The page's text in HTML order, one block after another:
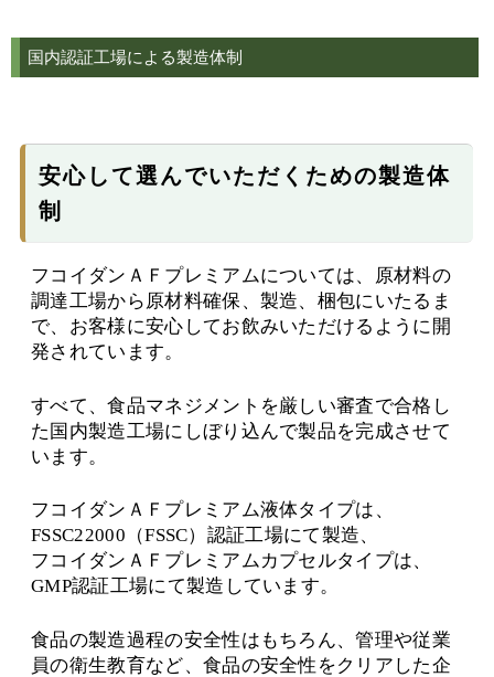
国内認証工場による製造体制
安心して選んでいただくための製造体
制
フコイダンＡＦプレミアムについては、原材料の
調達工場から原材料確保、製造、梱包にいたるま
で、お客様に安心してお飲みいただけるように開
発されています。
すべて、食品マネジメントを厳しい審査で合格し
た国内製造工場にしぼり込んで製品を完成させて
います。
フコイダンＡＦプレミアム液体タイプは、
FSSC22000（FSSC）認証工場にて製造、
フコイダンＡＦプレミアムカプセルタイプは、
GMP認証工場にて製造しています。
食品の製造過程の安全性はもちろん、管理や従業
員の衛生教育など、食品の安全性をクリアした企